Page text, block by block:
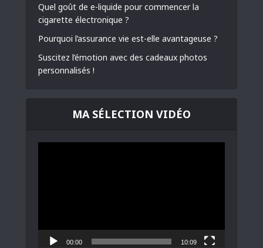
Quel goût de e-liquide pour commencer la
cigarette électronique ?
Pourquoi l’assurance vie est-elle avantageuse ?
Suscitez l’émotion avec des cadeaux photos
personnalisés !
MA SÉLECTION VIDÉO
00:00 10:09